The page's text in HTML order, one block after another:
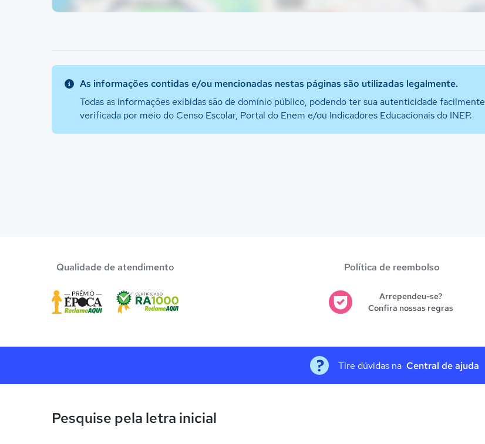
As informações contidas e/ou mencionadas nestas páginas são utilizadas legalmente.
Todas as informações exibidas são de domínio público, podendo ter sua autenticidade facilmente
verificada por meio do Censo Escolar, Portal do Enem e/ou Indicadores Educacionais do INEP.
Qualidade de atendimento Política de reembolso
Arrependeu-se?
Confira nossas regras
Tire dúvidas na Central de ajuda
Pesquise pela letra inicial